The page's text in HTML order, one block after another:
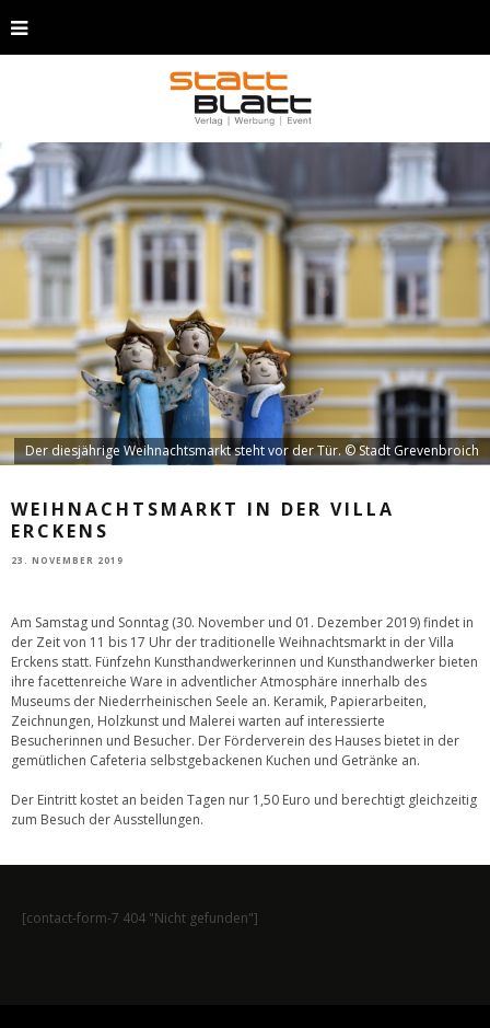
Der diesjährige Weihnachtsmarkt steht vor der Tür. © Stadt Grevenbroich
WEIHNACHTSMARKT IN DER VILLA
ERCKENS
23. NOVEMBER 2019
Am Samstag und Sonntag (30. November und 01. Dezember 2019) findet in
der Zeit von 11 bis 17 Uhr der traditionelle Weihnachtsmarkt in der Villa
Erckens statt. Fünfzehn Kunsthandwerkerinnen und Kunsthandwerker bieten
ihre facettenreiche Ware in adventlicher Atmosphäre innerhalb des
Museums der Niederrheinischen Seele an. Keramik, Papierarbeiten,
Zeichnungen, Holzkunst und Malerei warten auf interessierte
Besucherinnen und Besucher. Der Förderverein des Hauses bietet in der
gemütlichen Cafeteria selbstgebackenen Kuchen und Getränke an.
Der Eintritt kostet an beiden Tagen nur 1,50 Euro und berechtigt gleichzeitig
zum Besuch der Ausstellungen.
[contact-form-7 404 "Nicht gefunden"]